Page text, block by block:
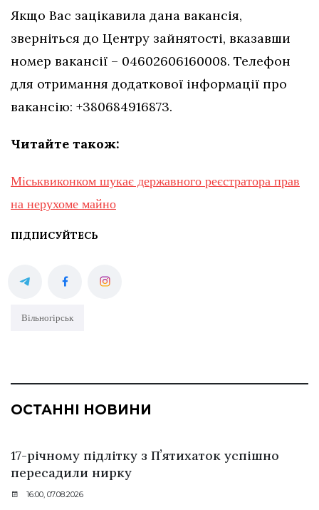
Якщо Вас зацікавила дана вакансія,
зверніться до Центру зайнятості, вказавши
номер вакансії – 04602606160008. Телефон
для отримання додаткової інформації про
вакансію: +380684916873.
Читайте також:
Міськвиконком шукає державного реєстратора прав
на нерухоме майно
ПІДПИСУЙТЕСЬ
Вільногірськ
ОСТАННІ НОВИНИ
17-річному підлітку з Пʼятихаток успішно
пересадили нирку
16:00, 07.08.2026